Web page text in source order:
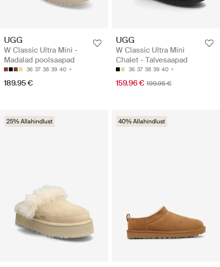
UGG
W Classic Ultra Mini -
Madalad poolsaapad
36 37 38 39 40
189.95 €
UGG
W Classic Ultra Mini
Chalet - Talvesaapad
36 37 38 39 40
159.96 € 199.95 €
25% Allahindlust 40% Allahindlust